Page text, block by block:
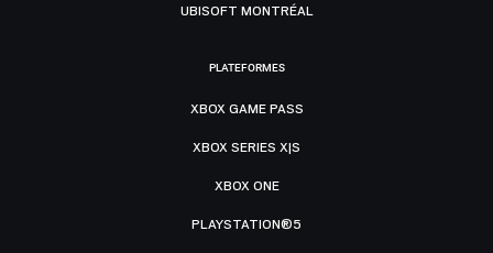
UBISOFT MONTRÉAL
PLATEFORMES
XBOX GAME PASS
XBOX SERIES X|S
XBOX ONE
PLAYSTATION®5